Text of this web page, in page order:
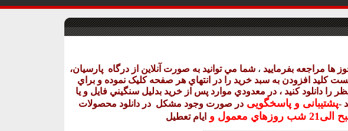
ها مراجعه بفرماييد ، شما مي توانيد به صورت آنلاين از درگاه پارسيان،
کليد افزودن به سبد خريد را در انتهاي هر صفحه کليک نموده و براي
را دانلود کنيد ، در معدودي موارد پس از خريد بدليل سنگيني فايل و يا
-پشتيبانی و پاسخگويیدر صورت وجود مشکل در دانلود محصولات
الی21 شب روزهاي معمول و ايام تعطيل